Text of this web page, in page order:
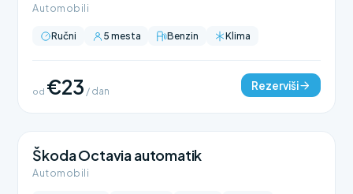
Automobili
Ručni 5 mesta Benzin Klima
od €23 / dan Rezerviši
Škoda Octavia automatik
Automobili